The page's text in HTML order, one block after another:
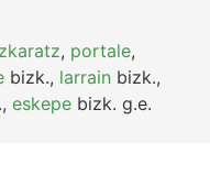
, portale,
bizk., larrain bizk.,
,eskepe bizk. g.e.